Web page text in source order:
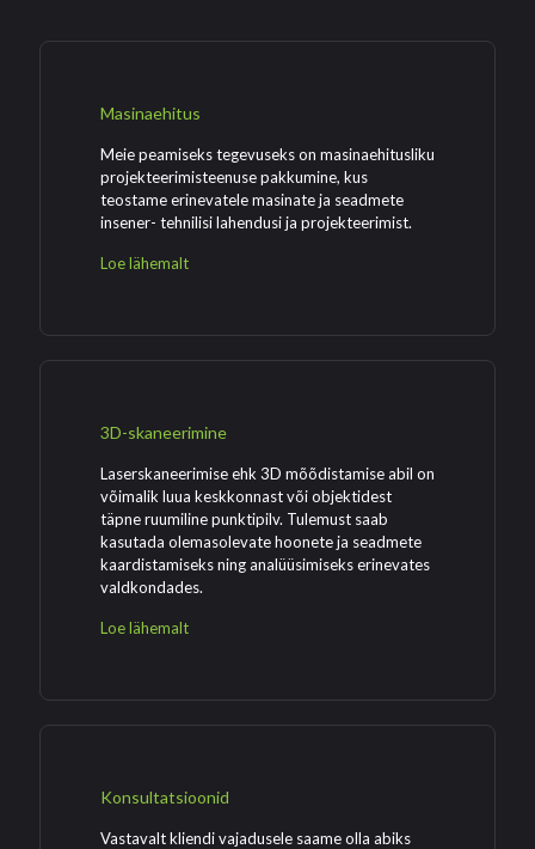
Masinaehitus
Meie peamiseks tegevuseks on masinaehitusliku
projekteerimisteenuse pakkumine, kus
teostame erinevatele masinate ja seadmete
insener- tehnilisi lahendusi ja projekteerimist.
Loe lähemalt
3D-skaneerimine
Laserskaneerimise ehk 3D mõõdistamise abil on
võimalik luua keskkonnast või objektidest
täpne ruumiline punktipilv. Tulemust saab
kasutada olemasolevate hoonete ja seadmete
kaardistamiseks ning analüüsimiseks erinevates
valdkondades.
Loe lähemalt
Konsultatsioonid
Vastavalt kliendi vajadusele saame olla abiks